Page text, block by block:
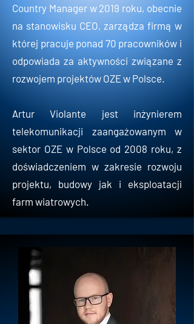
Country Manager w 2019 roku, obecnie
na stanowisku CEO, zarządza firmą w
której pracuje ponad 70 pracowników i
odpowiada za aktywności związane z
rozwojem projektów OZE w Polsce.
​Artur Violante jest inżynierem
telekomunikacji zaangażowanym w
sektor OZE w Polsce od 2008 roku, z
doświadczeniem w zakresie rozwoju
projektu, budowy jak i eksploatacji
farm wiatrowych.